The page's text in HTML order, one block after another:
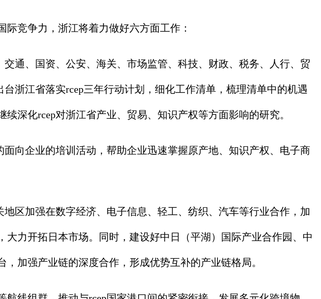
竞争力，浙江将着力做好六方面工作：
通、国资、公安、海关、市场监管、科技、财政、税务、人行、贸
浙江省落实rcep三年行动计划，细化工作清单，梳理清单中的机遇
深化rcep对浙江省产业、贸易、知识产权等方面影响的研究。
向企业的培训活动，帮助企业迅速掌握原产地、知识产权、电子商
区加强在数字经济、电子信息、轻工、纺织、汽车等行业合作，加
力开拓日本市场。同时，建设好中日（平湖）国际产业合作园、中
加强产业链的深度合作，形成优势互补的产业链格局。